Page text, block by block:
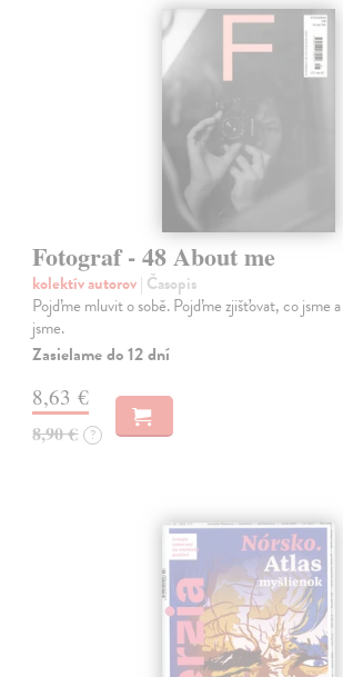
Fotograf - 48 About me
kolektív autorov| Časopis
Pojďme mluvit o sobě. Pojďme zjišťovat, co jsme
jsme.
Zasielame do 12 dní
8,63 €
8,90 € ?